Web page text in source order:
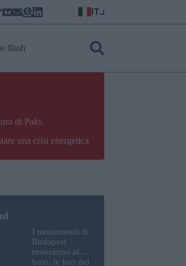
IT
flash
di Paks
una crisi energetica
I monumenti di
Budapest
resteranno al
buio: le luci del